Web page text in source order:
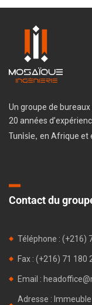
Un groupe de
20 années
Tunisie, en Afrique et
Contact du
Téléphone : (+216)
Fax : (+216) 71 180
Email :
Adresse :